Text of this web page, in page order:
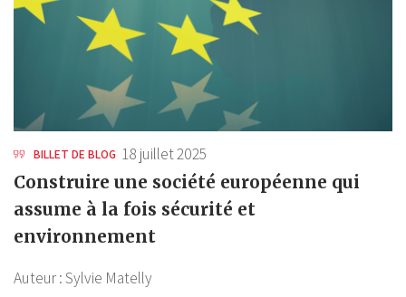
BILLET DE BLOG 18 juillet 2025
Construire une société européenne qui
assume à la fois sécurité et
environnement
Auteur :Sylvie Matelly